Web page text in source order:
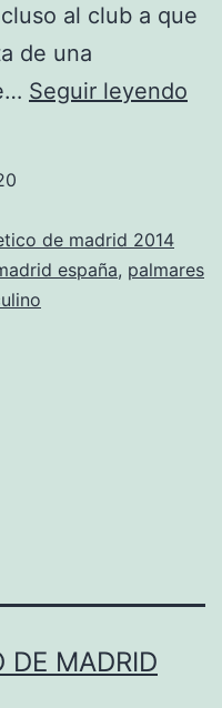
al club a que
de una
Seguir leyendo
de madrid 2014
españa, palmares
DE MADRID